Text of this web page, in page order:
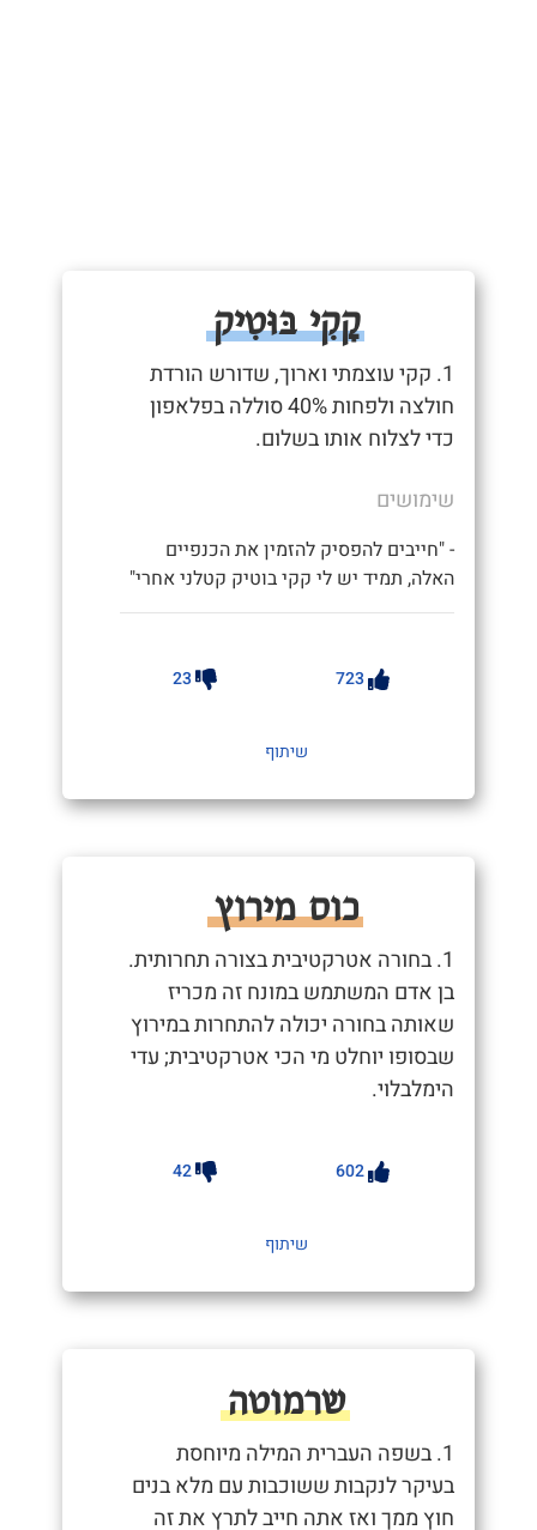
קָקִי בּוּטִיק
1. קקי עוצמתי וארוך, שדורש הורדת
חולצה ולפחות 40% סוללה בפלאפון
כדי לצלוח אותו בשלום.
שימושים
- "חייבים להפסיק להזמין את הכנפיים
האלה, תמיד יש לי קקי בוטיק קטלני אחרי"
723
23
שיתוף
כוס מירוץ
1. בחורה אטרקטיבית בצורה תחרותית.
בן אדם המשתמש במונח זה מכריז
שאותה בחורה יכולה להתחרות במירוץ
שבסופו יוחלט מי הכי אטרקטיבית; עדי
הימלבלוי.
602
42
שיתוף
שרמוטה
1. בשפה העברית המילה מיוחסת
בעיקר לנקבות ששוכבות עם מלא בנים
חוץ ממך ואז אתה חייב לתרץ את זה